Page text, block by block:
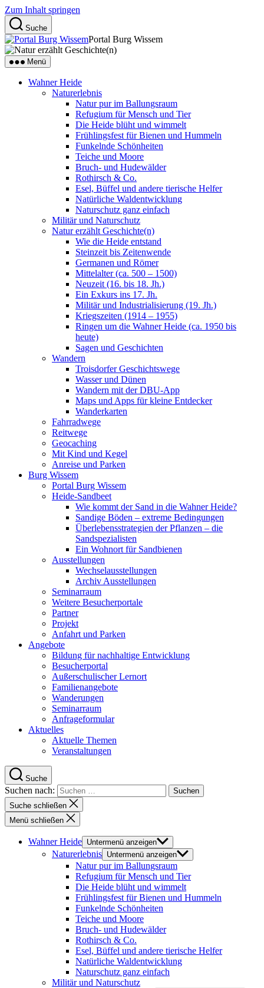
Zum Inhalt springen
Suche
Portal Burg Wissem
Menü
Wahner Heide
Naturerlebnis
Natur pur im Ballungsraum
Refugium für Mensch und Tier
Die Heide blüht und wimmelt
Frühlingsfest für Bienen und Hummeln
Funkelnde Schönheiten
Teiche und Moore
Bruch- und Hudewälder
Rothirsch & Co.
Esel, Büffel und andere tierische Helfer
Natürliche Waldentwicklung
Naturschutz ganz einfach
Militär und Naturschutz
Natur erzählt Geschichte(n)
Wie die Heide entstand
Steinzeit bis Zeitenwende
Germanen und Römer
Mittelalter (ca. 500 – 1500)
Neuzeit (16. bis 18. Jh.)
Ein Exkurs ins 17. Jh.
Militär und Industrialisierung (19. Jh.)
Kriegszeiten (1914 – 1955)
Ringen um die Wahner Heide (ca. 1950 bis
heute)
Sagen und Geschichten
Wandern
Troisdorfer Geschichtswege
Wasser und Dünen
Wandern mit der DBU-App
Maps und Apps für kleine Entdecker
Wanderkarten
Fahrradwege
Reitwege
Geocaching
Mit Kind und Kegel
Anreise und Parken
Burg Wissem
Portal Burg Wissem
Heide-Sandbeet
Wie kommt der Sand in die Wahner Heide?
Sandige Böden – extreme Bedingungen
Überlebensstrategien der Pflanzen – die
Sandspezialisten
Ein Wohnort für Sandbienen
Ausstellungen
Wechselausstellungen
Archiv Ausstellungen
Seminarraum
Weitere Besucherportale
Partner
Projekt
Anfahrt und Parken
Angebote
Bildung für nachhaltige Entwicklung
Besucherportal
Außerschulischer Lernort
Familienangebote
Wanderungen
Seminarraum
Anfrageformular
Aktuelles
Aktuelle Themen
Veranstaltungen
Suche
Suchen nach:
Suche schließen
Menü schließen
Wahner Heide Untermenü anzeigen
Naturerlebnis Untermenü anzeigen
Natur pur im Ballungsraum
Refugium für Mensch und Tier
Die Heide blüht und wimmelt
Frühlingsfest für Bienen und Hummeln
Funkelnde Schönheiten
Teiche und Moore
Bruch- und Hudewälder
Rothirsch & Co.
Esel, Büffel und andere tierische Helfer
Natürliche Waldentwicklung
Naturschutz ganz einfach
Militär und Naturschutz